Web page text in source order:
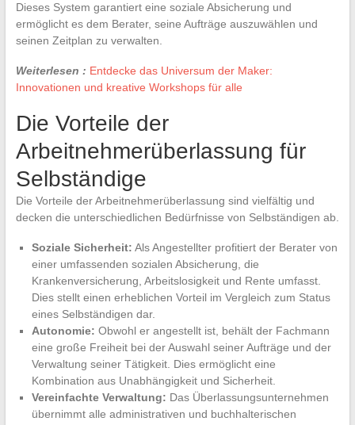
Dieses System garantiert eine soziale Absicherung und
ermöglicht es dem Berater, seine Aufträge auszuwählen und
seinen Zeitplan zu verwalten.
Weiterlesen : Entdecke das Universum der Maker:
Innovationen und kreative Workshops für alle
Die Vorteile der
Arbeitnehmerüberlassung für
Selbständige
Die Vorteile der Arbeitnehmerüberlassung sind vielfältig und
decken die unterschiedlichen Bedürfnisse von Selbständigen ab.
Soziale Sicherheit: Als Angestellter profitiert der Berater von
einer umfassenden sozialen Absicherung, die
Krankenversicherung, Arbeitslosigkeit und Rente umfasst.
Dies stellt einen erheblichen Vorteil im Vergleich zum Status
eines Selbständigen dar.
Autonomie: Obwohl er angestellt ist, behält der Fachmann
eine große Freiheit bei der Auswahl seiner Aufträge und der
Verwaltung seiner Tätigkeit. Dies ermöglicht eine
Kombination aus Unabhängigkeit und Sicherheit.
Vereinfachte Verwaltung: Das Überlassungsunternehmen
übernimmt alle administrativen und buchhalterischen